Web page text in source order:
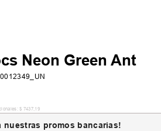
Neon Green Ant
$ 7437,19
nuestras promos bancarias!